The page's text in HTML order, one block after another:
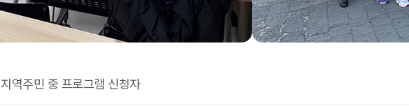
지역주민 중 프로그램 신청자